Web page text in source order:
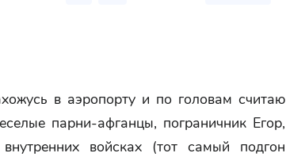
в аэропорту и по головам считаю
парни-афганцы, пограничник Егор,
войсках (тот самый подгон